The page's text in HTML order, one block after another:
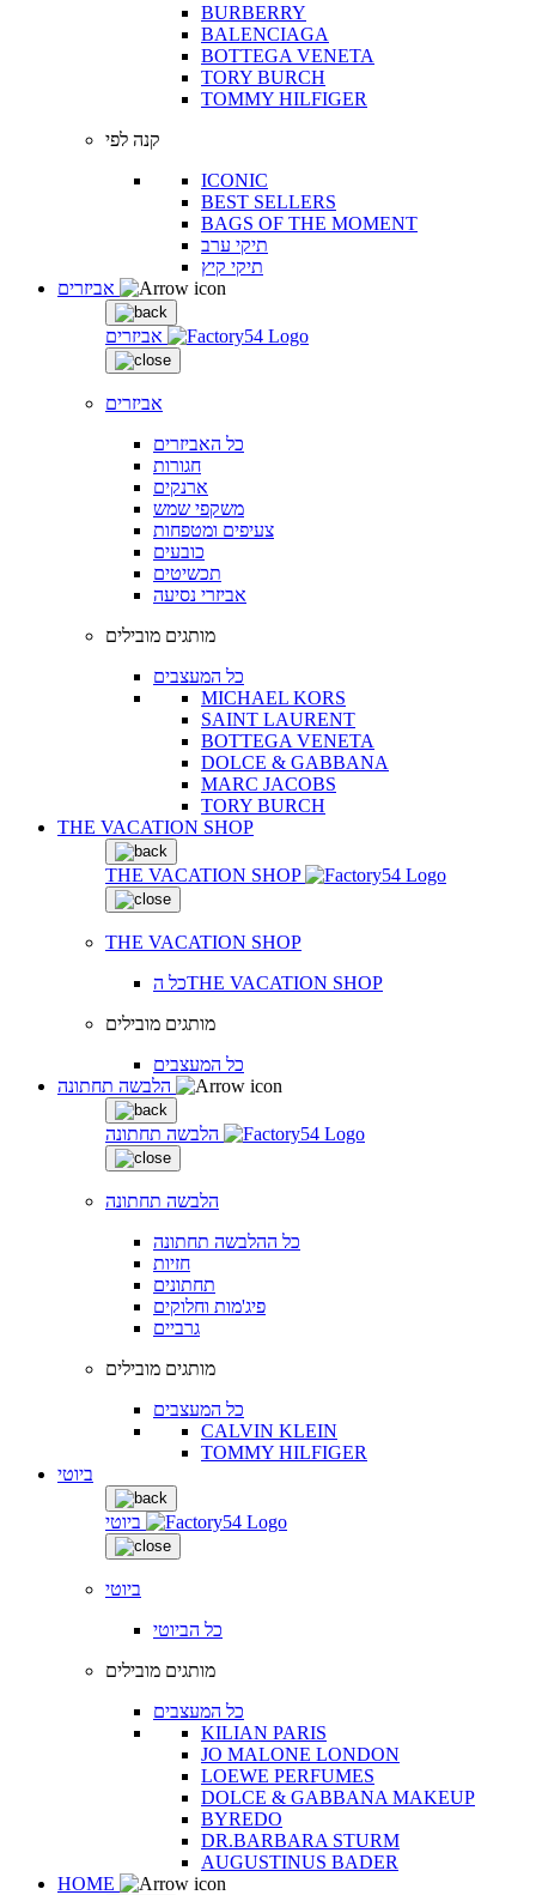
BURBERRY
BALENCIAGA
BOTTEGA VENETA
TORY BURCH
TOMMY HILFIGER
קנה לפי
ICONIC
BEST SELLERS
BAGS OF THE MOMENT
תיקי ערב
תיקי קיץ
אביזרים
אביזרים
כל האביזרים
חגורות
ארנקים
משקפי שמש
צעיפים ומטפחות
כובעים
תכשיטים
אביזרי נסיעה
מותגים מובילים
כל המעצבים
MICHAEL KORS
SAINT LAURENT
BOTTEGA VENETA
DOLCE & GABBANA
MARC JACOBS
TORY BURCH
THE VACATION SHOP
THE VACATION SHOP
THE VACATION SHOP
כל הTHE VACATION SHOP
מותגים מובילים
כל המעצבים
הלבשה תחתונה
הלבשה תחתונה
כל ההלבשה תחתונה
חזיות
תחתונים
פיג'מות וחלוקים
גרביים
מותגים מובילים
כל המעצבים
CALVIN KLEIN
TOMMY HILFIGER
ביוטי
ביוטי
ביוטי
כל הביוטי
מותגים מובילים
כל המעצבים
KILIAN PARIS
JO MALONE LONDON
LOEWE PERFUMES
DOLCE & GABBANA MAKEUP
BYREDO
DR.BARBARA STURM
AUGUSTINUS BADER
HOME